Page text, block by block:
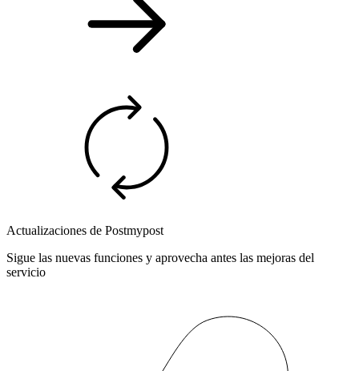
Actualizaciones de Postmypost
Sigue las nuevas funciones y aprovecha antes las mejoras del
servicio